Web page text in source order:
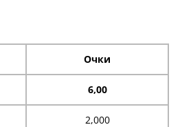
Очки
6,00
2,000